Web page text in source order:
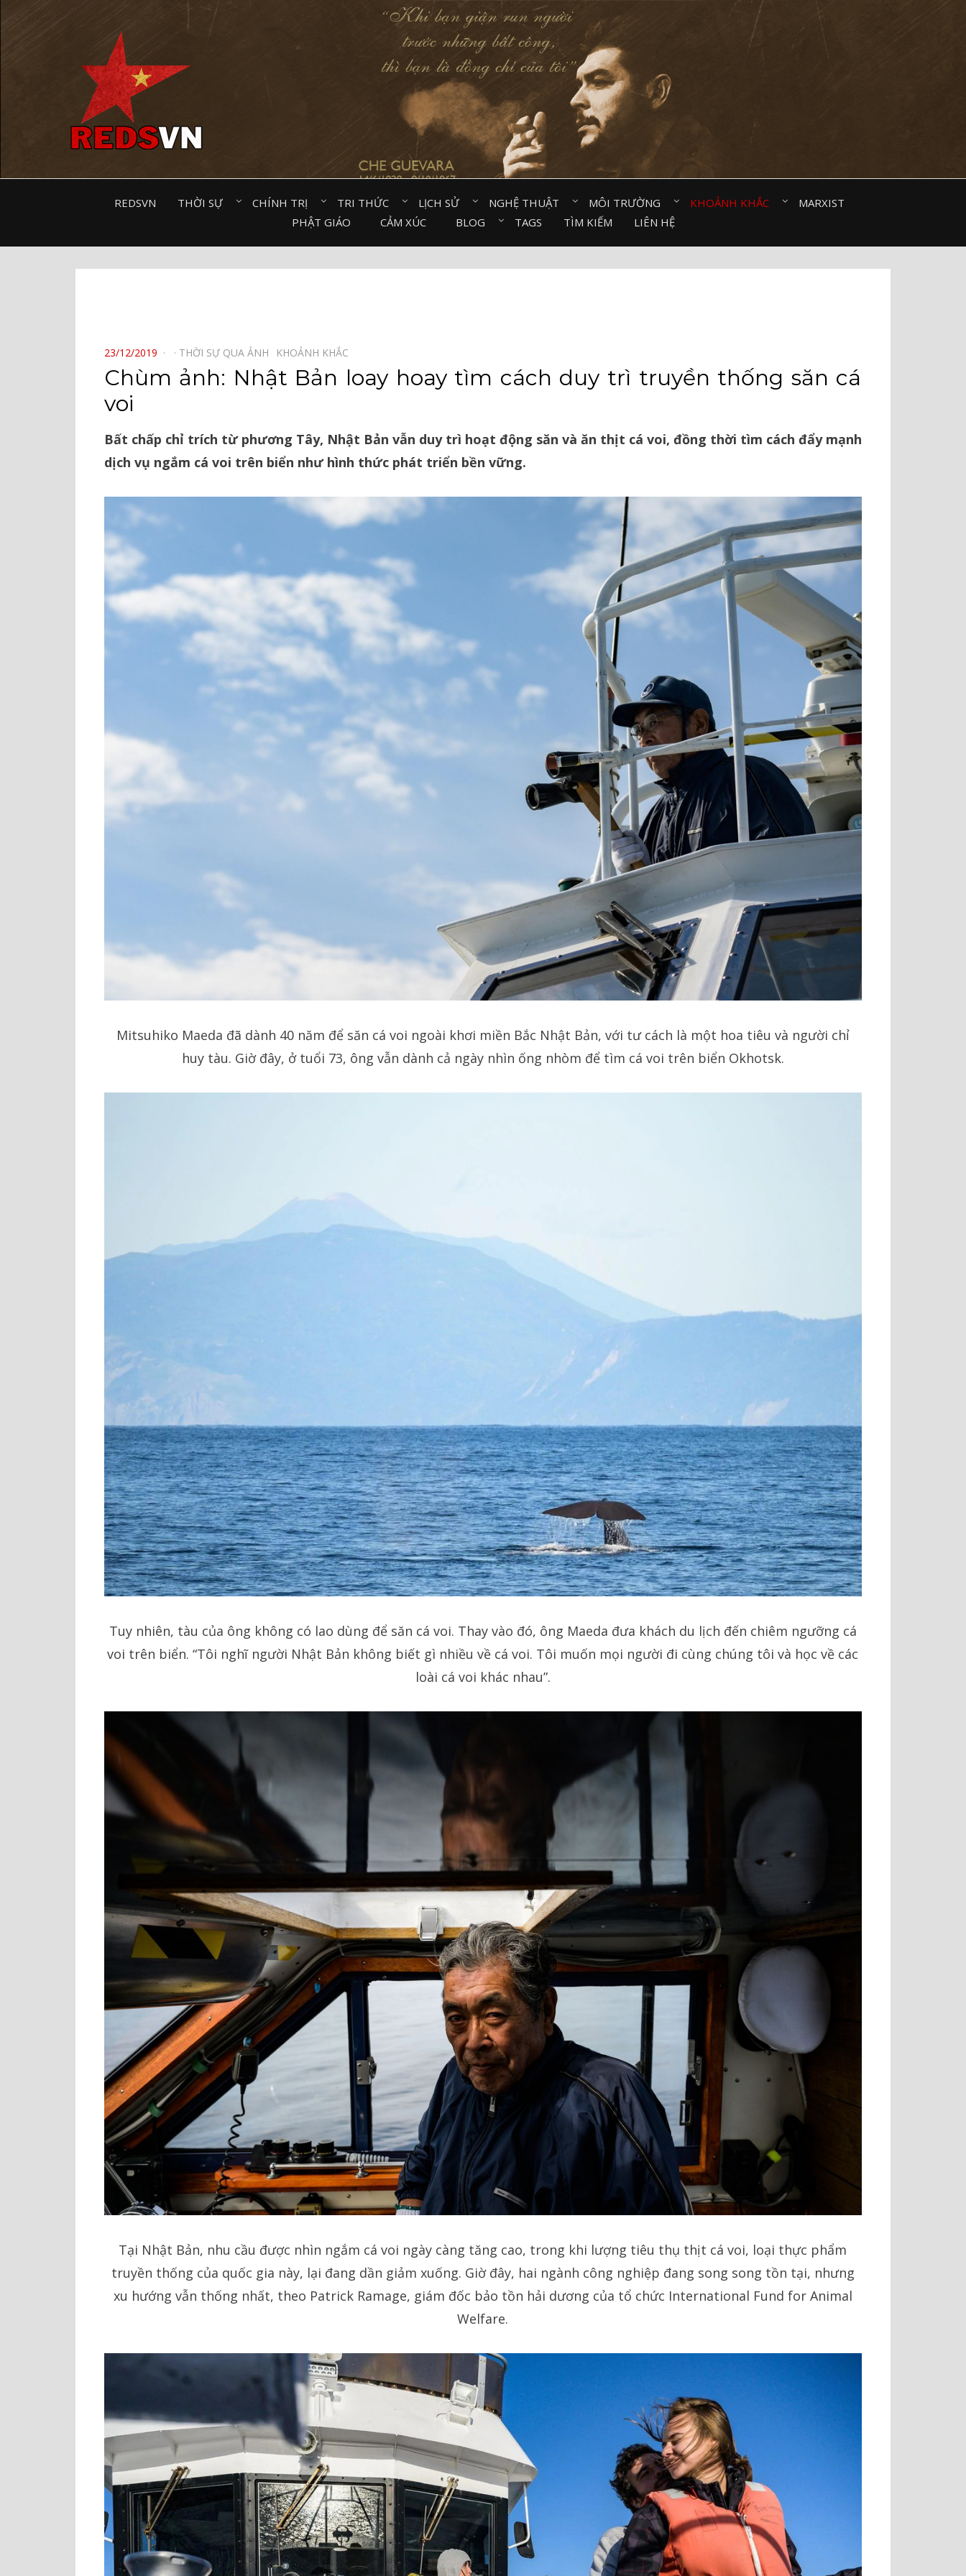
REDSVN THỜI SỰ⠀ CHÍNH TRỊ⠀ TRI THỨC⠀ LỊCH SỬ⠀ NGHỆ THUẬT⠀ MÔI TRƯỜNG⠀ KHOẢNH KHẮC⠀
MARXIST⠀
PHẬT GIÁO⠀
CẢM XÚC⠀ BLOG⠀ TAGS TÌM KIẾM LIÊN HỆ
POSTED
ON
23/12/2019 THỜI SỰ QUA ẢNH⠀ KHOẢNH KHẮC⠀
Chùm ảnh: Nhật Bản loay hoay tìm cách duy trì truyền thống săn cá
voi
Bất chấp chỉ trích từ phương Tây, Nhật Bản vẫn duy trì hoạt động săn và ăn thịt cá voi, đồng thời tìm cách đẩy mạnh
dịch vụ ngắm cá voi trên biển như hình thức phát triển bền vững.
Mitsuhiko Maeda đã dành 40 năm để săn cá voi ngoài khơi miền Bắc Nhật Bản, với tư cách là một hoa tiêu và người chỉ
huy tàu. Giờ đây, ở tuổi 73, ông vẫn dành cả ngày nhìn ống nhòm để tìm cá voi trên biển Okhotsk.
Tuy nhiên, tàu của ông không có lao dùng để săn cá voi. Thay vào đó, ông Maeda đưa khách du lịch đến chiêm ngưỡng cá
voi trên biển. “Tôi nghĩ người Nhật Bản không biết gì nhiều về cá voi. Tôi muốn mọi người đi cùng chúng tôi và học về các
loài cá voi khác nhau”.
Tại Nhật Bản, nhu cầu được nhìn ngắm cá voi ngày càng tăng cao, trong khi lượng tiêu thụ thịt cá voi, loại thực phẩm
truyền thống của quốc gia này, lại đang dần giảm xuống. Giờ đây, hai ngành công nghiệp đang song song tồn tại, nhưng
xu hướng vẫn thống nhất, theo Patrick Ramage, giám đốc bảo tồn hải dương của tổ chức International Fund for Animal
Welfare.